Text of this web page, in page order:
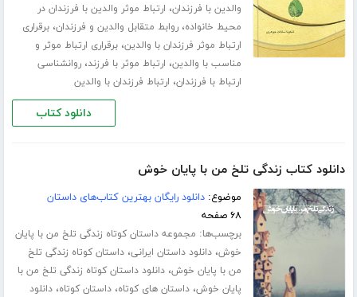
والدین با فرزندان، ارتباط موثر والدین با فرزندان در
محیط خانواده،روابط متقابل والدین و فرزندان،برقراری
ارتباط موثر فرزندان با والدین،برقراری ارتباط موثر و
مناسب با والدین، ارتباط موثر با فرزند،روانشناسی
ارتباط با فرزندان، ارتباط فرزندان با والدین
دانلود کتاب
دانلود کتاب زندگی تلخ من با پایان خوش
موضوع:دانلود رایگان بهترین کتاب‌های داستان
۶۸ صفحه
برچسب‌ها: مجموعه داستان کوتاه زندگی تلخ من با پایان
خوش،دانلود داستان ایرانی،داستان کوتاه زندگی تلخ
من با پایان خوش،دانلود داستان کوتاه زندگی تلخ من با
پایان خوش،داستان های کوتاه،داستان کوتاه،دانلود